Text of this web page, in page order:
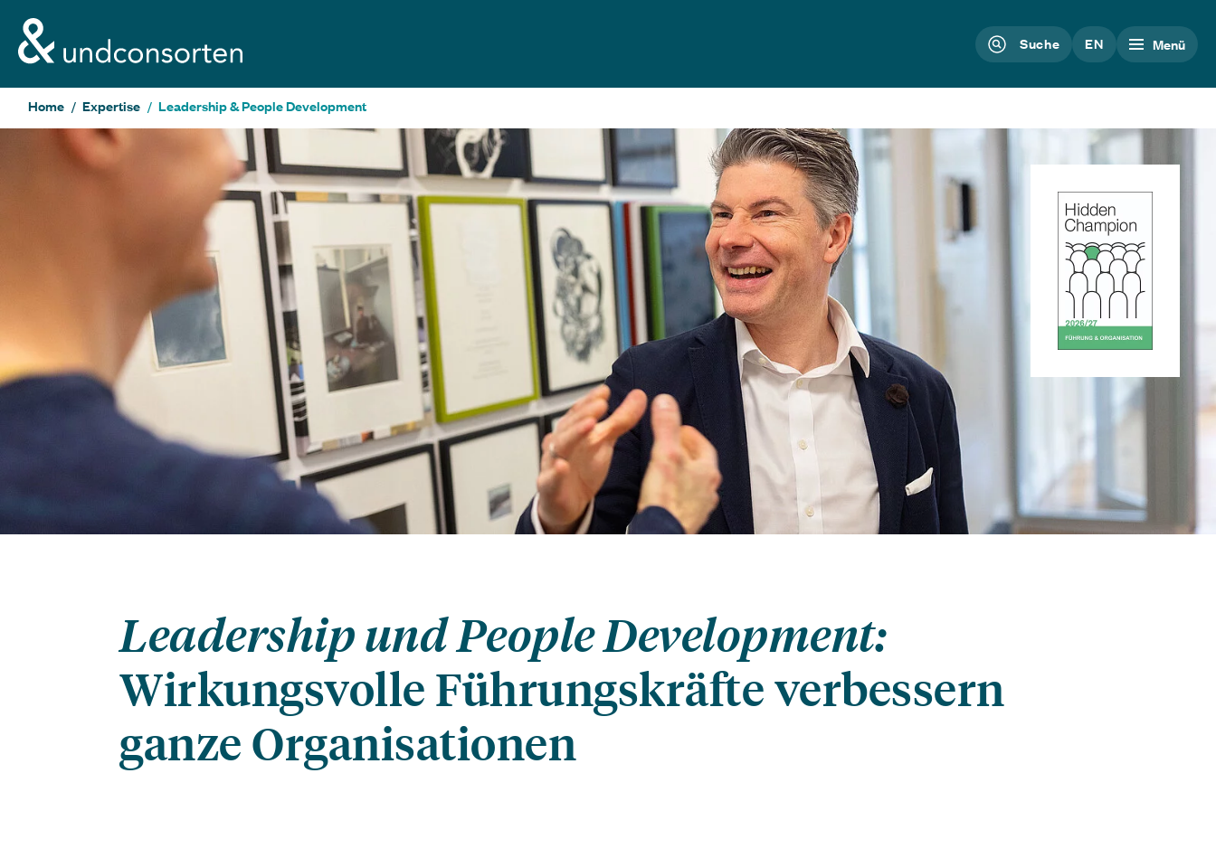
Suche EN Menü
Home Expertise Leadership & People Development
Leadership und People Development:
Wirkungsvolle Führungskräfte verbessern
ganze Organisationen